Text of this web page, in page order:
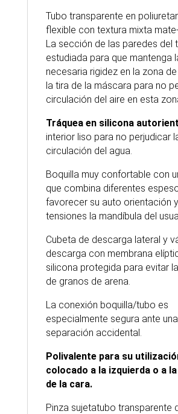
Tubo transparente en
flexible con textura mixta
La sección de las paredes del
estudiada para que mantenga
necesaria rigidez en la zona
la tira de la máscara para no
circulación del aire en esta
Tráquea en silicona
interior liso para no perjudicar
circulación del agua.
Boquilla muy confortable con
que combina diferentes
favorecer su auto orientación
tensiones la mandíbula del
Cubeta de descarga lateral y
descarga con membrana
silicona protegida para evitar
de granos de arena.
La conexión boquilla/tubo es
especialmente segura ante
separación accidental.
Polivalente para su
colocado a la izquierda o a
de la cara.
Pinza sujetatubo transparente